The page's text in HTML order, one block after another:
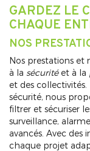
GARDEZ LE
CHAQUE
NOS
Nos prestations et
à la sécurité et à la
et des
sécurité, nous
filtrer et sécuriser
surveillance,
avancés. Avec des
chaque projet